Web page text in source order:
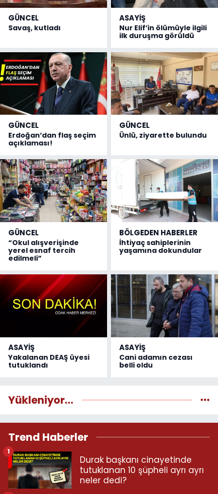
GÜNCEL
Savaş, kutladı
ASAYİŞ
Nur Elif’in ölümüyle ilgili
ilk duruşma görüldü
GÜNCEL
Erdoğan’dan flaş seçim
açıklaması!
GÜNCEL
Ünlü, ziyarette bulundu
GÜNCEL
“Okul alışverişinde
yerel esnaf tercih
edilmeli”
BÖLGEDEN HABERLER
İhtiyaç sahiplerinin
yaşamına dokundular
ASAYİŞ
Yakalanan DEAŞ üyesi
tutuklandı
ASAYİŞ
Cani adamın cezası
belli oldu
Yükleniyor...
Trend Haberler
Durak başkanı cinayetinde
tutuklanan 10 şüpheli ayrı ayrı
neler dedi?
1